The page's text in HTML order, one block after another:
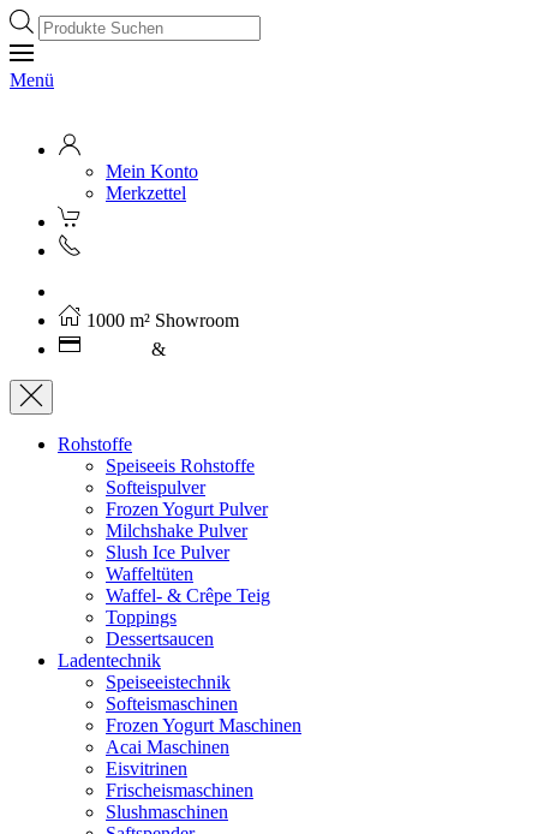
Products
search
Menü
Mein Konto
Merkzettel
1000 m² Showroom
&
Rohstoffe
Speiseeis Rohstoffe
Softeispulver
Frozen Yogurt Pulver
Milchshake Pulver
Slush Ice Pulver
Waffeltüten
Waffel- & Crêpe Teig
Toppings
Dessertsaucen
Ladentechnik
Speiseeistechnik
Softeismaschinen
Frozen Yogurt Maschinen
Acai Maschinen
Eisvitrinen
Frischeismaschinen
Slushmaschinen